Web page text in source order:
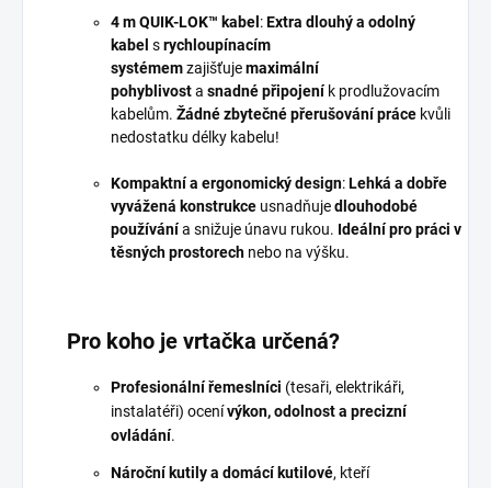
4 m QUIK-LOK™ kabel :Extra dlouhý a odolný
kabel srychloupínacím
systémemzajišťujemaximální
pohyblivosta snadné připojení k prodlužovacím
kabelům. Žádné zbytečné přerušování práce kvůli
nedostatku délky kabelu!
Kompaktní a ergonomický design:Lehká a dobře
vyvážená konstrukce usnadňujedlouhodobé
používánía snižuje únavu rukou. Ideální pro práci v
těsných prostorech nebo na výšku.
Pro koho je vrtačka určená?
Profesionální řemeslníci (tesaři, elektrikáři,
instalatéři) ocenívýkon, odolnost a precizní
ovládání.
Nároční kutily a domácí kutilové, kteří